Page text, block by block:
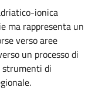
ionica
ma rappresenta un
verso aree
un processo di
strumenti di